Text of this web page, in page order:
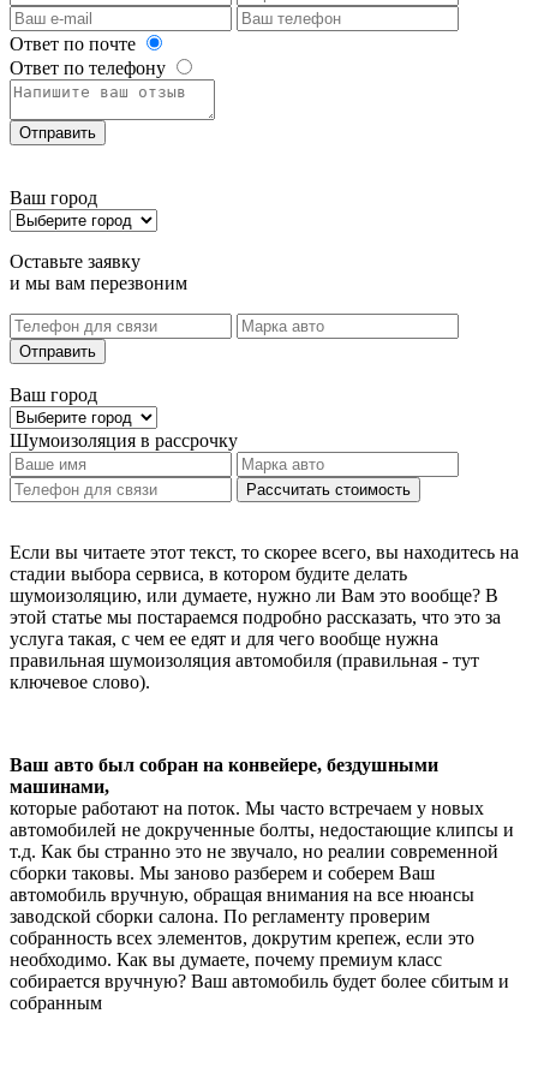
Ответ по почте
Ответ по телефону
Отправить
Ваш город
Оставьте заявку
и мы вам перезвоним
Отправить
Ваш город
Шумоизоляция в рассрочку
Рассчитать стоимость
Если вы читаете этот текст, то скорее всего, вы находитесь на
стадии выбора сервиса, в котором будите делать
шумоизоляцию, или думаете, нужно ли Вам это вообще? В
этой статье мы постараемся подробно рассказать, что это за
услуга такая, с чем ее едят и для чего вообще нужна
правильная шумоизоляция автомобиля (правильная - тут
ключевое слово).
Ваш авто был собран на конвейере, бездушными
машинами,
которые работают на поток. Мы часто встречаем у новых
автомобилей не докрученные болты, недостающие клипсы и
т.д. Как бы странно это не звучало, но реалии современной
сборки таковы. Мы заново разберем и соберем Ваш
автомобиль вручную, обращая внимания на все нюансы
заводской сборки салона. По регламенту проверим
собранность всех элементов, докрутим крепеж, если это
необходимо. Как вы думаете, почему премиум класс
собирается вручную? Ваш автомобиль будет более сбитым и
собранным